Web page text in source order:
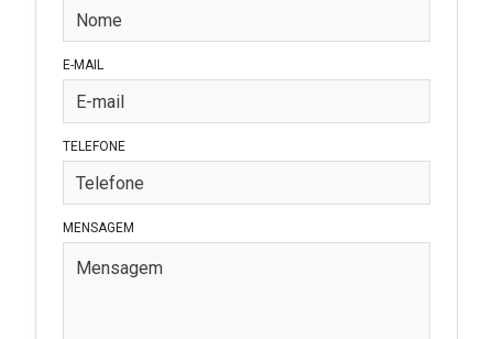
E-MAIL
TELEFONE
MENSAGEM